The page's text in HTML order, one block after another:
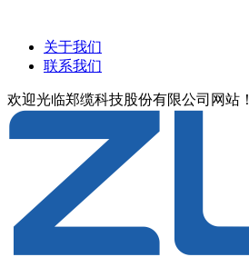
关于我们
联系我们
欢迎光临郑缆科技股份有限公司网站！